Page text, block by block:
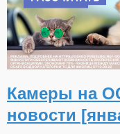
Камеры на
новости